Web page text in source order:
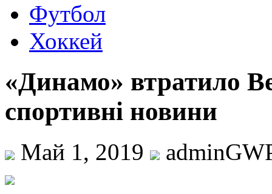
Футбол
Хоккей
«Динамо» втратило
спортивні новини
Май 1, 2019